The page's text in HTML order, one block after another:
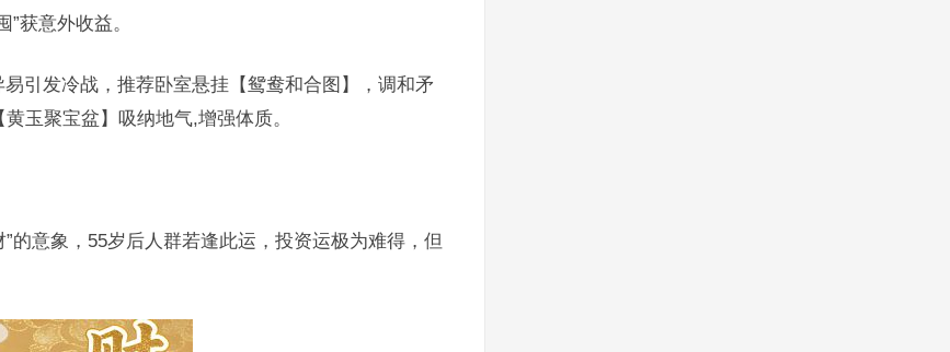
获意外收益。
引发冷战，推荐卧室悬挂【鸳鸯和合图】，调和矛
玉聚宝盆】吸纳地气,增强体质。
”的意象，55岁后人群若逢此运，投资运极为难得，但